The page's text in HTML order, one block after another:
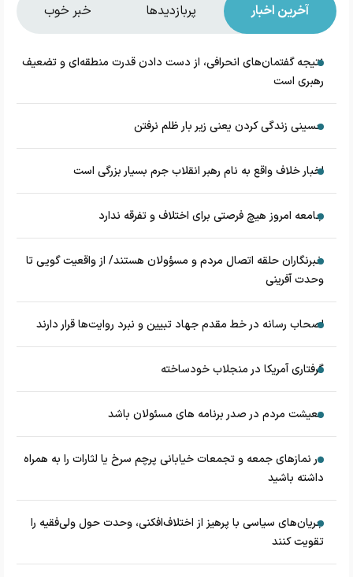
آخرین اخبار پربازدیدها خبر خوب
نتیجه گفتمان‌های انحرافی، از دست دادن قدرت منطقه‌ای و تضعیف
رهبری است
حسینی زندگی کردن یعنی زیر بار ظلم نرفتن
اخبار خلاف واقع به نام رهبر انقلاب جرم بسیار بزرگی است
جامعه امروز هیچ فرصتی برای اختلاف و تفرقه ندارد
خبرنگاران حلقه اتصال مردم و مسؤولان هستند/ از واقعیت گویی تا
وحدت آفرینی
اصحاب رسانه در خط مقدم جهاد تبیین و نبرد روایت‌ها قرار دارند
گرفتاری آمریکا در منجلاب خودساخته
معیشت مردم در صدر برنامه های مسئولان باشد
در نماز‌های جمعه و تجمعات خیابانی پرچم سرخ یا لثارات را به همراه
داشته باشید
جریان‌های سیاسی با پرهیز از اختلاف‌افکنی، وحدت حول ولی‌فقیه را
تقویت کنند